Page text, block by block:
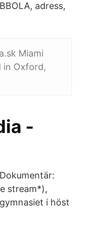
adress,
Miami
in Oxford,
-
stream*),
i höst